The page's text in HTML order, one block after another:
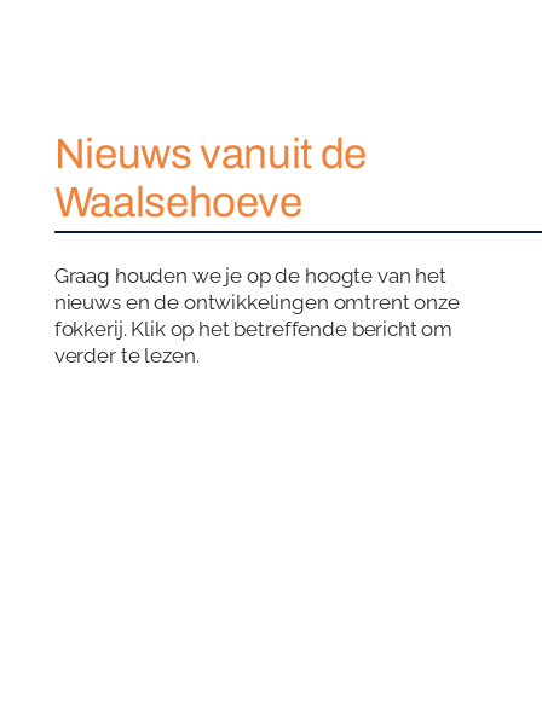
Nieuws vanuit de
Waalsehoeve
Graag houden we je op de hoogte van het
nieuws en de ontwikkelingen omtrent onze
fokkerij. Klik op het betreffende bericht om
verder te lezen.